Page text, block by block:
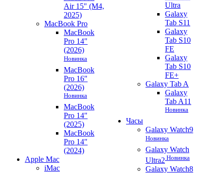
Air 15" (M4,
2025)
MacBook Pro
MacBook
Pro 14"
(2026)
Новинка
MacBook
Pro 16"
(2026)
Новинка
MacBook
Pro 14"
(2025)
MacBook
Pro 14"
(2024)
Apple Mac
iMac
Ultra
Galaxy
Tab S11
Galaxy
Tab S10
FE
Galaxy
Tab S10
FE+
Galaxy Tab A
Galaxy
Tab A11
Новинка
Часы
Galaxy Watch9
Новинка
Galaxy Watch
Ultra2 Новинка
Galaxy Watch8